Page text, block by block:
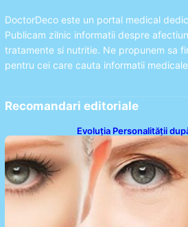
DoctorDeco este un portal medical
Publicam zilnic informatii despre
tratamente si nutritie. Ne propunem sa
pentru cei care cauta informatii
Recomandari editoriale
Evoluția Personalității
Oferă Studiile Psihologice